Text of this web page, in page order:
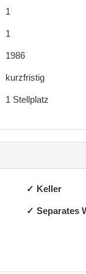
1
1
1986
kurzfristig
1 Stellplatz
✓ Keller
✓ Separates